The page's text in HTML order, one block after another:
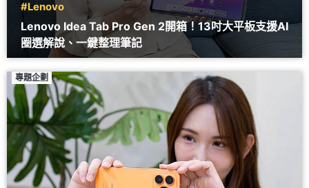
#Lenovo
Lenovo Idea Tab Pro Gen 2開箱！13吋大平板支援AI
圈選解說、一鍵整理筆記
專題企劃